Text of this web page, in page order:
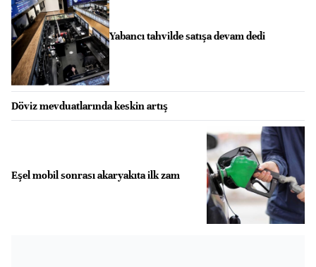
Yabancı tahvilde satışa devam dedi
Döviz mevduatlarında keskin artış
Eşel mobil sonrası akaryakıta ilk zam